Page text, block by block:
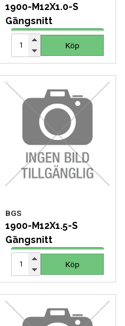
1900-M12X1.0-S
Gängsnitt
62 SEK
Köp
BGS
1900-M12X1.5-S
Gängsnitt
62 SEK
Köp